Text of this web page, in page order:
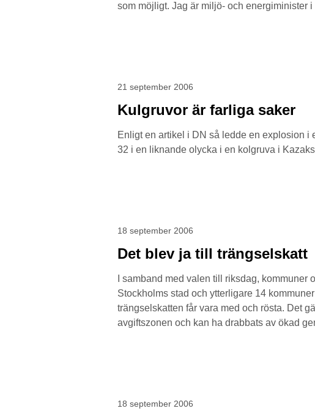
som möjligt. Jag är miljö- och energiminister
21 september 2006
Kulgruvor är farliga saker
Enligt en artikel i DN så ledde en explosion
32 i en liknande olycka i en kolgruva i
18 september 2006
Det blev ja till trängselskatt
I samband med valen till riksdag,
Stockholms stad och ytterligare 14
trängselskatten får vara med och rösta. Det
avgiftszonen och kan ha drabbats av ökad
18 september 2006